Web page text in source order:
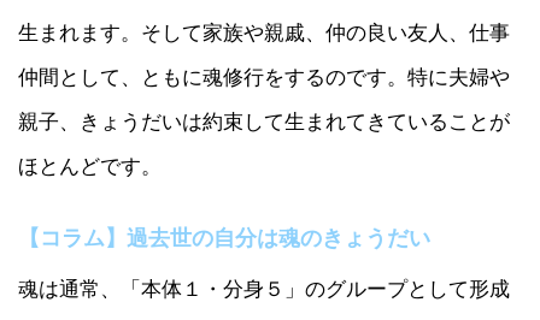
生まれます。そして家族や親戚、仲の良い友人、仕事
仲間として、ともに魂修行をするのです。特に夫婦や
親子、きょうだいは約束して生まれてきていることが
ほとんどです。
【コラム】過去世の自分は魂のきょうだい
魂は通常、「本体１・分身５」のグループとして形成